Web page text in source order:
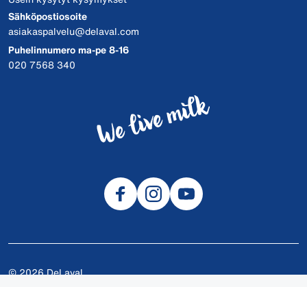
Sähköpostiosoite
asiakaspalvelu@delaval.com
Puhelinnumero ma-pe 8-16
020 7568 340
© 2026 DeLaval